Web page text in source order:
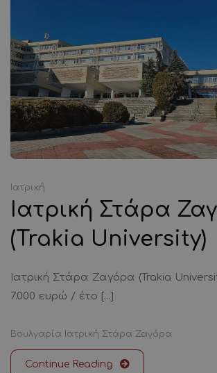
Ιατρική
Ιατρική Στάρα
(Trakia University)
Ιατρική Στάρα Ζαγόρα (Trakia
7.000 ευρώ / έτο [...]
Βουλγαρία Ιατρική Στάρα Ζαγόρα
Continue Reading